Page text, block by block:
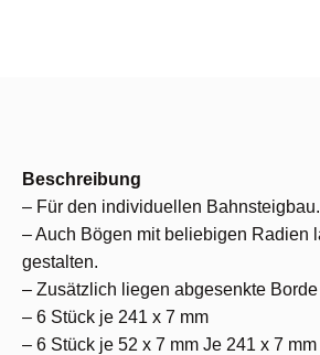
Beschreibung
– Für den individuellen Bahnsteigbau.
– Auch Bögen mit beliebigen Radien
gestalten.
– Zusätzlich liegen abgesenkte
– 6 Stück je 241 x 7 mm
– 6 Stück je 52 x 7 mm Je 241 x 7 mm